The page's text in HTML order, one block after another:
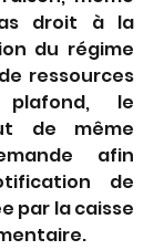
droit à la
du régime
ressources
plafond, le
de même
afin
de
par la caisse